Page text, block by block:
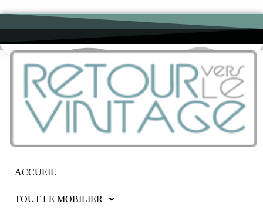
ACCUEIL
TOUT LE MOBILIER